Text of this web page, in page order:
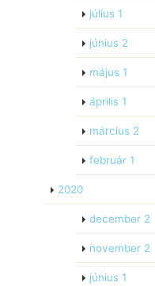
július 1
június 2
május 1
április 1
március 2
február 1
2020
december 2
november 2
június 1